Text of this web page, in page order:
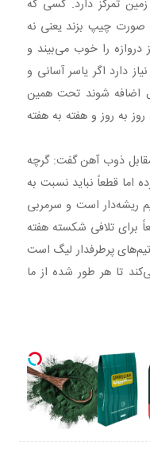
زمین تمرکز دارد. کسی که
صورت چیپ بزند یعنی نه
دروازه را خوب می‌بیند و
دارد اگر یاسر آسانی و
اضافه شوند تحت همین
به روز و هفته به هفته
مقابل ذوب آهن گفت: گرچه
اما قطعاً نباید نسبت به
ریشه‌دار است و سرمربی
برای تلافی شکسته هفته
تیم‌های پرطرفدار لیگ است
تا هر طور شده از ما